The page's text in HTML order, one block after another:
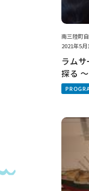
南三陸町
2021年5
ラム
探る